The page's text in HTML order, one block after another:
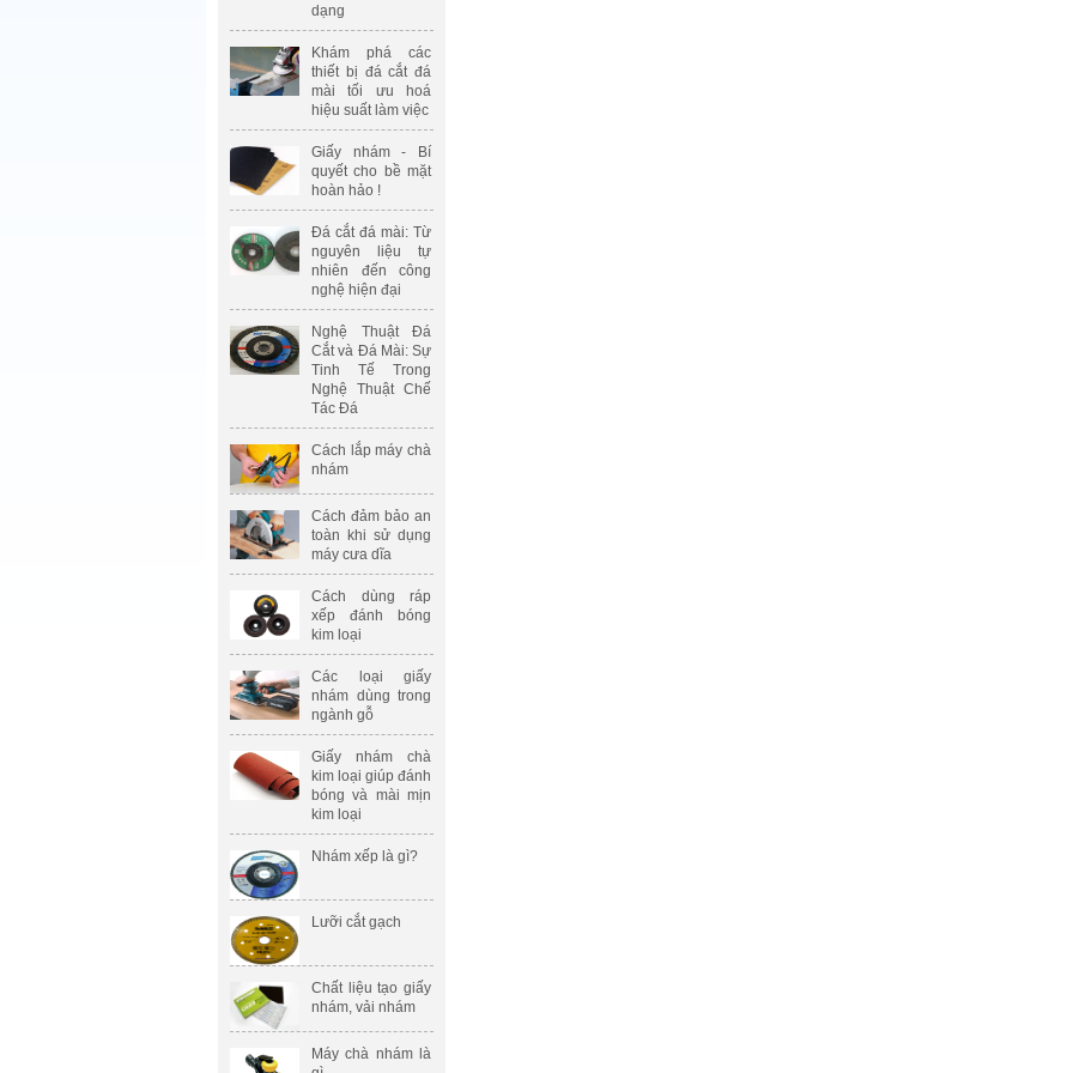
dạng
Khám phá các
thiết bị đá cắt đá
mài tối ưu hoá
hiệu suất làm việc
Giấy nhám - Bí
quyết cho bề mặt
hoàn hảo !
Đá cắt đá mài: Từ
nguyên liệu tự
nhiên đến công
nghệ hiện đại
Nghệ Thuật Đá
Cắt và Đá Mài: Sự
Tinh Tế Trong
Nghệ Thuật Chế
Tác Đá
Cách lắp máy chà
nhám
Cách đảm bảo an
toàn khi sử dụng
máy cưa dĩa
Cách dùng ráp
xếp đánh bóng
kim loại
Các loại giấy
nhám dùng trong
ngành gỗ
Giấy nhám chà
kim loại giúp đánh
bóng và mài mịn
kim loại
Nhám xếp là gì?
Lưỡi cắt gạch
Chất liệu tạo giấy
nhám, vải nhám
Máy chà nhám là